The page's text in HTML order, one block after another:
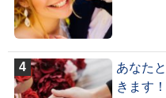
あなた
きます